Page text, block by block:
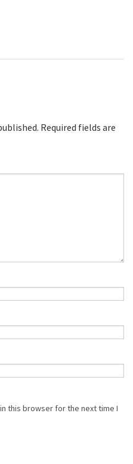
Required fields are
this browser for the next time I